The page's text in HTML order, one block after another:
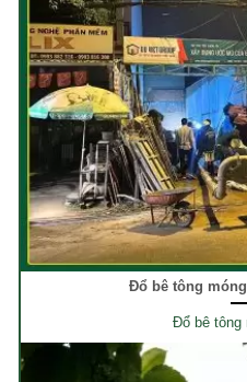
Đổ bê tông
Đổ bê tông